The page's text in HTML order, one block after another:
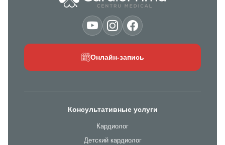
Онлайн-запись
Консультативные услуги
Кардиолог
Детский кардиолог